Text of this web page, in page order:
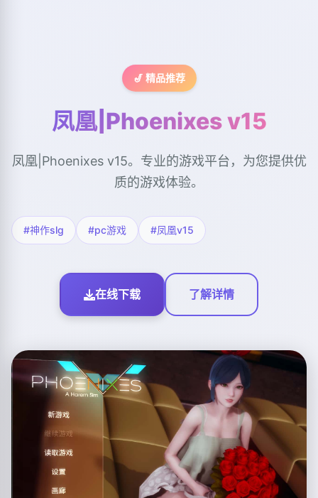
🎷 精品推荐
凤凰|Phoenixes v15
凤凰|Phoenixes v15。专业的游戏平台，为您提供优
质的游戏体验。
#神作slg #pc游戏 #凤凰v15
在线下载 了解详情